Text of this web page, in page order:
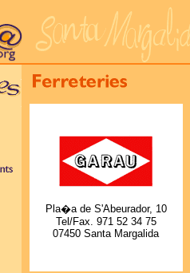
Pla�a de S'Abeurador, 10
Tel/Fax. 971 52 34 75
07450 Santa Margalida